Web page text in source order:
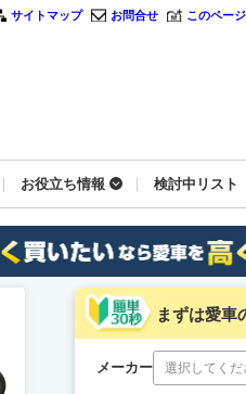
サイトマップ お問合せ このペー
お役立ち情報 検討中リスト
まずは愛車
メーカー 選択してくだ